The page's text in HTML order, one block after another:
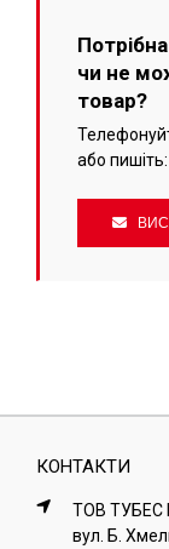
чи не
товар?
або пишіть:
КОНТАКТИ
ТОВ ТУБЕС
вул. Б.